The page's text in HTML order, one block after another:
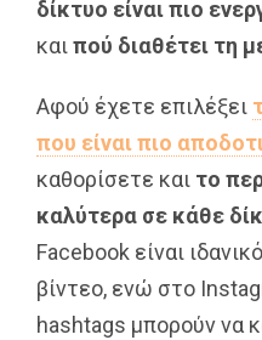
δίκτυο είναι πιο
καιπού διαθέτει τη
Αφού έχετε επιλέξει
που είναι πιο
καθορίσετε και το
καλύτερα σε κάθε
Facebook είναι
βίντεο, ενώ στο
hashtags μπορούν να